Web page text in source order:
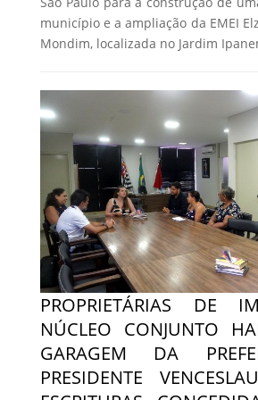
município e a ampliação da EMEI
Mondim, localizada no Jardim
PROPRIETÁRIAS DE
NÚCLEO CONJUNTO
GARAGEM DA
PRESIDENTE